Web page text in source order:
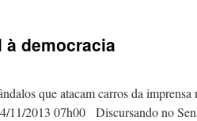
à democracia
que atacam carros da imprensa
2013 07h00 Discursando no